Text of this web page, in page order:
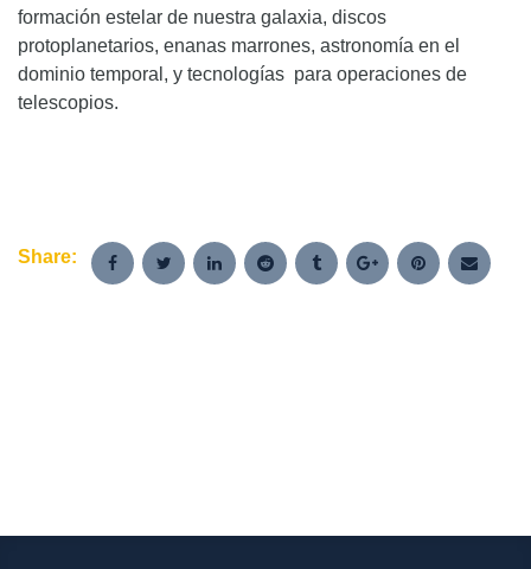
formación estelar de nuestra galaxia, discos
protoplanetarios, enanas marrones, astronomía en el
dominio temporal, y tecnologías para operaciones de
telescopios.
Share: